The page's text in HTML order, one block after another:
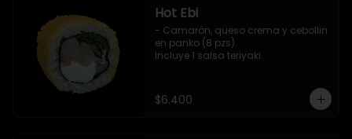
Hot Ebi
- Camarón, queso crema y cebollin
en panko (8 pzs).
Incluye 1 salsa teriyaki.
$6.400